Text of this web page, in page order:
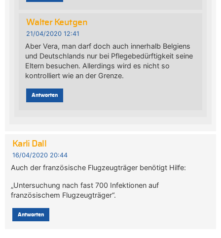
Walter Keutgen
21/04/2020 12:41
Aber Vera, man darf doch auch innerhalb Belgiens
und Deutschlands nur bei Pflegebedürftigkeit seine
Eltern besuchen. Allerdings wird es nicht so
kontrolliert wie an der Grenze.
Antworten
Karli Dall
16/04/2020 20:44
Auch der französische Flugzeugträger benötigt Hilfe:
„Untersuchung nach fast 700 Infektionen auf
französischem Flugzeugträger“.
Antworten